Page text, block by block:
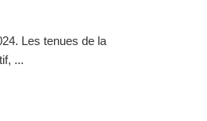
Les tenues de la
...